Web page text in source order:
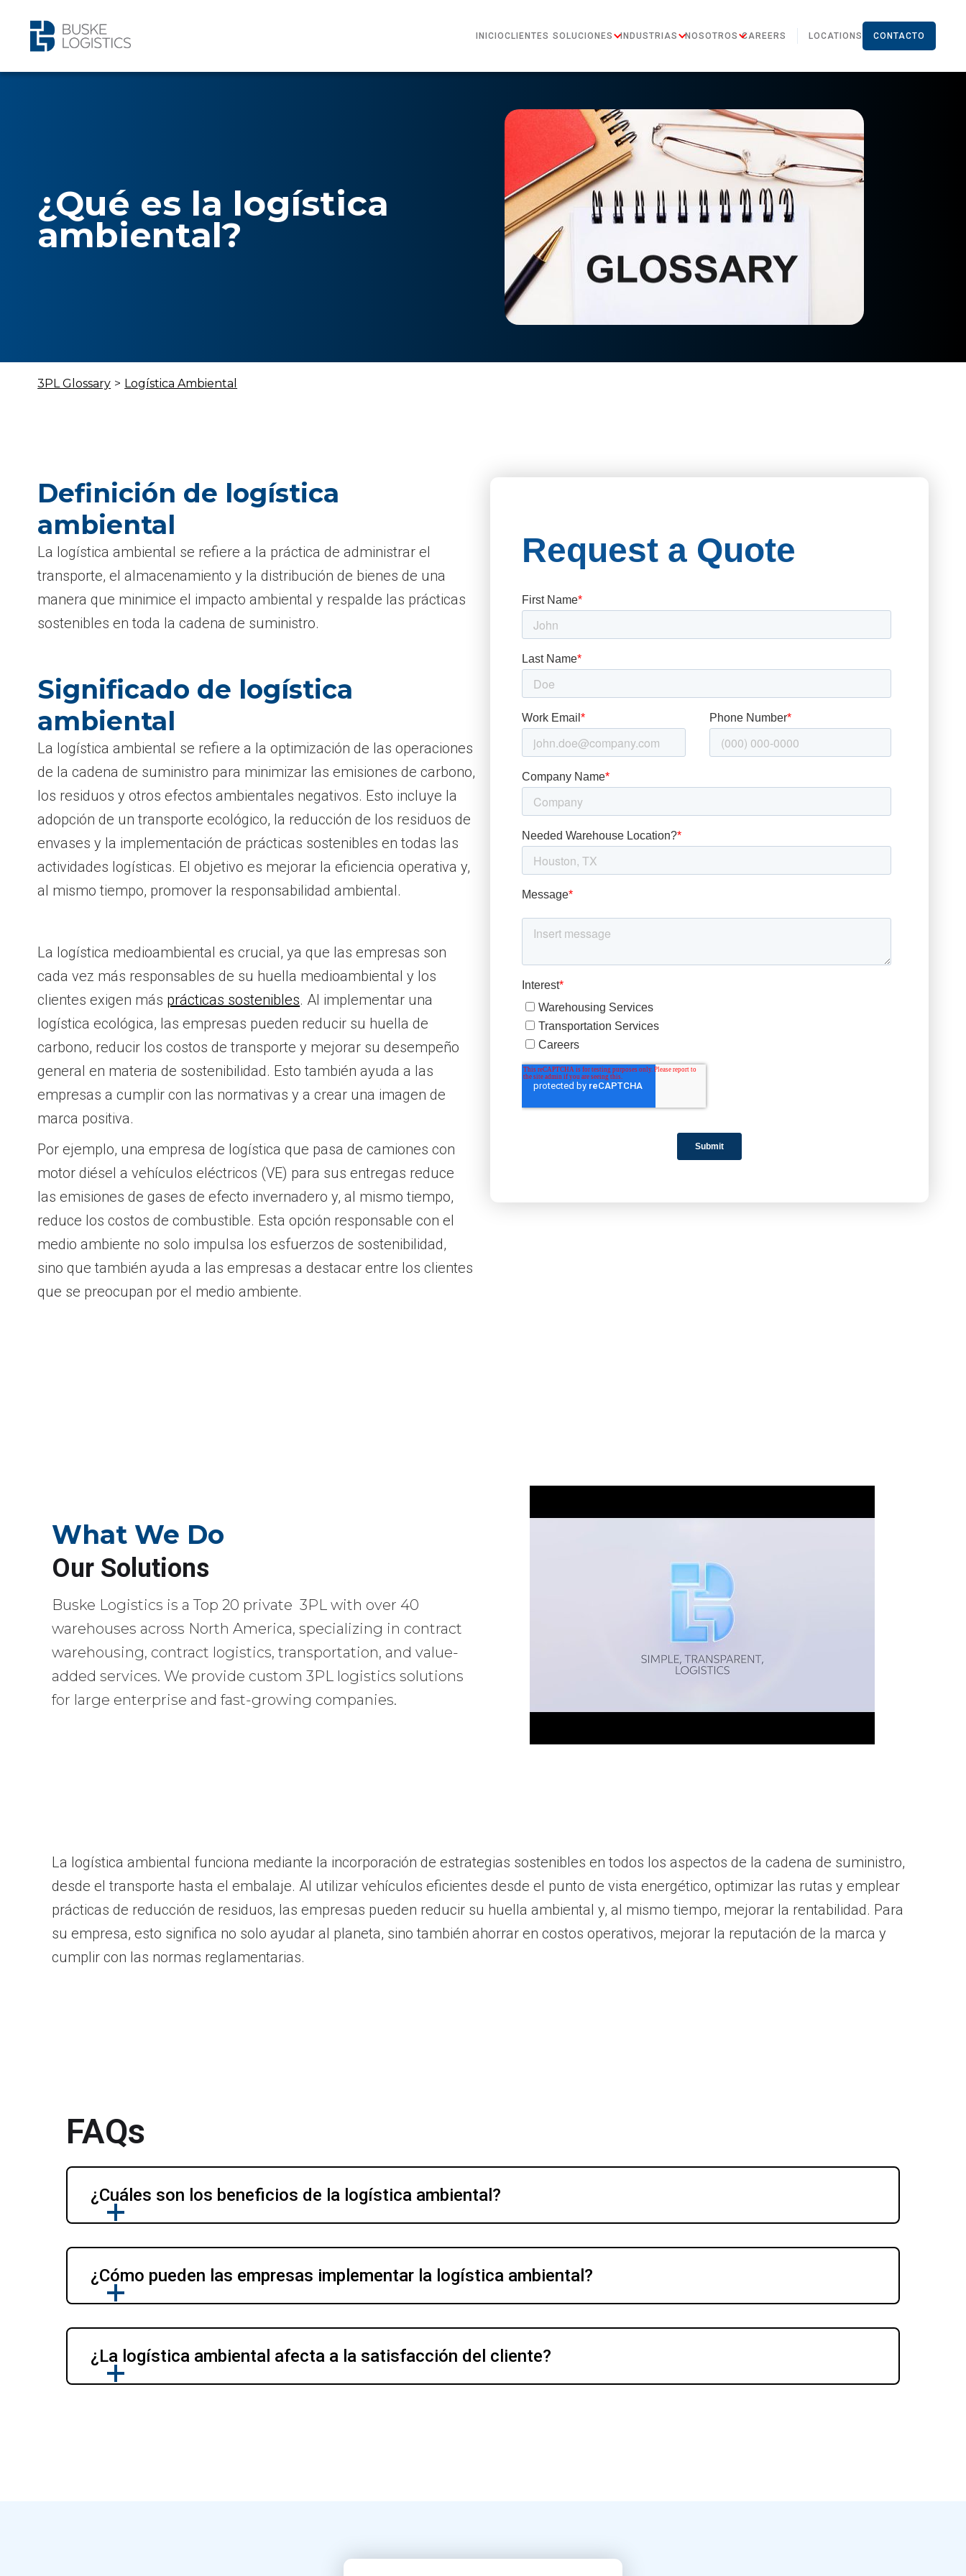
INICIOCLIENTES SOLUCIONES INDUSTRIAS NOSOTROS CAREERS LOCATIONS CONTACTO
¿Qué es la logística
ambiental?
3PL Glossary > Logística Ambiental
Definición de logística
ambiental
La logística ambiental se refiere a la práctica de administrar el
transporte, el almacenamiento y la distribución de bienes de una
manera que minimice el impacto ambiental y respalde las prácticas
sostenibles en toda la cadena de suministro.
Significado de logística
ambiental
La logística ambiental se refiere a la optimización de las operaciones
de la cadena de suministro para minimizar las emisiones de carbono,
los residuos y otros efectos ambientales negativos. Esto incluye la
adopción de un transporte ecológico, la reducción de los residuos de
envases y la implementación de prácticas sostenibles en todas las
actividades logísticas. El objetivo es mejorar la eficiencia operativa y,
al mismo tiempo, promover la responsabilidad ambiental.
La logística medioambiental es crucial, ya que las empresas son
cada vez más responsables de su huella medioambiental y los
clientes exigen más prácticas sostenibles. Al implementar una
logística ecológica, las empresas pueden reducir su huella de
carbono, reducir los costos de transporte y mejorar su desempeño
general en materia de sostenibilidad. Esto también ayuda a las
empresas a cumplir con las normativas y a crear una imagen de
marca positiva.
Por ejemplo, una empresa de logística que pasa de camiones con
motor diésel a vehículos eléctricos (VE) para sus entregas reduce
las emisiones de gases de efecto invernadero y, al mismo tiempo,
reduce los costos de combustible. Esta opción responsable con el
medio ambiente no solo impulsa los esfuerzos de sostenibilidad,
sino que también ayuda a las empresas a destacar entre los clientes
que se preocupan por el medio ambiente.
What We Do
Our Solutions
Buske Logistics is a Top 20 private 3PL with over 40
warehouses across North America, specializing in contract
warehousing, contract logistics, transportation, and value-
added services. We provide custom 3PL logistics solutions
for large enterprise and fast-growing companies.
La logística ambiental funciona mediante la incorporación de estrategias sostenibles en todos los aspectos de la cadena de suministro,
desde el transporte hasta el embalaje. Al utilizar vehículos eficientes desde el punto de vista energético, optimizar las rutas y emplear
prácticas de reducción de residuos, las empresas pueden reducir su huella ambiental y, al mismo tiempo, mejorar la rentabilidad. Para
su empresa, esto significa no solo ayudar al planeta, sino también ahorrar en costos operativos, mejorar la reputación de la marca y
cumplir con las normas reglamentarias.
FAQs
¿Cuáles son los beneficios de la logística ambiental?
¿Cómo pueden las empresas implementar la logística ambiental?
¿La logística ambiental afecta a la satisfacción del cliente?